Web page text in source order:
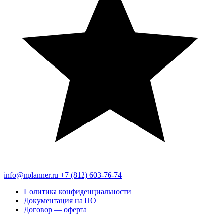
info@nplanner.ru +7 (812) 603-76-74
Политика конфиденциальности
Документация на ПО
Договор — оферта